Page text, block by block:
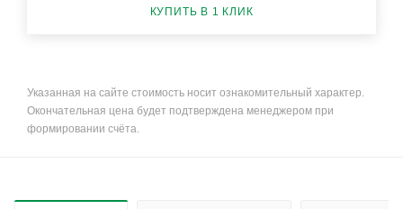
КУПИТЬ В 1 КЛИК
Указанная на сайте стоимость носит ознакомительный характер.
Окончательная цена будет подтверждена менеджером при
формировании счёта.